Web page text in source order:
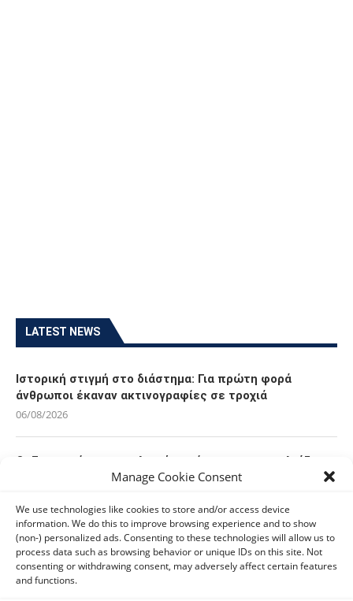
Manage Cookie Consent
We use technologies like cookies to store and/or access device
information. We do this to improve browsing experience and to show
(non-) personalized ads. Consenting to these technologies will allow us to
process data such as browsing behavior or unique IDs on this site. Not
consenting or withdrawing consent, may adversely affect certain features
and functions.
LATEST NEWS
Ιστορική στιγμή στο διάστημα: Για πρώτη φορά
άνθρωποι έκαναν ακτινογραφίες σε τροχιά
06/08/2026
Οι Ευρωπαίοι καταναλωτές φαίνεται να «αγκαλιάζουν»
τα νέα Samsung Galaxy Z Fold8
Οι χρήστες Mac είναι περισσότερο εκτεθειμένοι σε
κυβερνοαπειλές αλλά λαμβάνουν λιγότερα μέτρα
προστασίας